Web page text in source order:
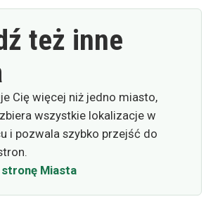
też inne
Cię więcej niż jedno miasto,
wszystkie lokalizacje w
i pozwala szybko przejść do
stronę Miasta